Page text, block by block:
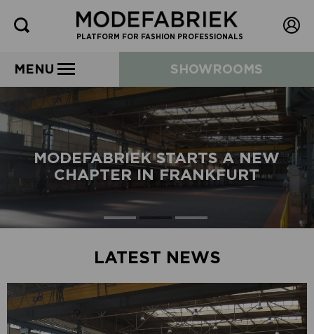
PLATFORM FOR FASHION PROFESSIONALS
MENU SHOWROOMS
MODEFABRIEK STARTS A NEW
CHAPTER IN FRANKFURT
LATEST NEWS